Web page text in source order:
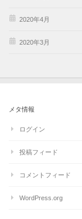
2020年4月
2020年3月
メタ情報
ログイン
投稿フィード
コメントフィード
WordPress.org